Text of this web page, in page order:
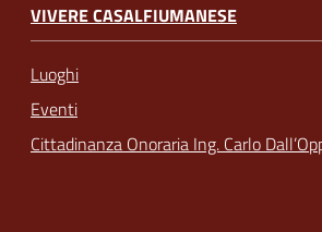
VIVERE CASALFIUMANESE
Luoghi
Eventi
Cittadinanza Onoraria Ing. Carlo